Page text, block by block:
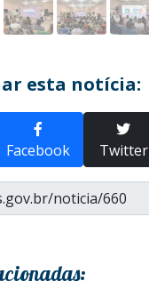
esta notícia:
Facebook Twitter